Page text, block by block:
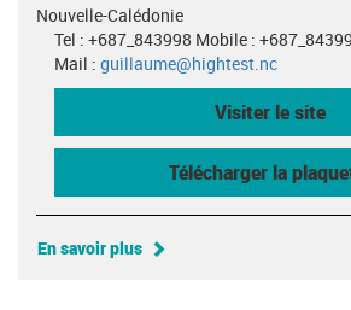
Nouvelle-Calédonie
Tel : +687_843998 Mobile :
Mail : guillaume@hightest.nc
Visiter le site
Télécharger la
En savoir plus